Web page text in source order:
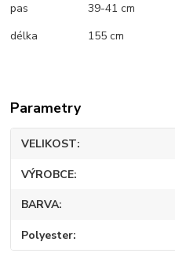
pas 39-41 cm
délka 155 cm
Parametry
VELIKOST
VÝROBCE
BARVA
Polyester